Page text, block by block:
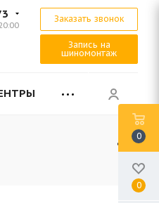
Заказать звонок
Запись на
шиномонтаж
0
0